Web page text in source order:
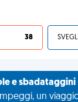
38
e sbadataggini
un